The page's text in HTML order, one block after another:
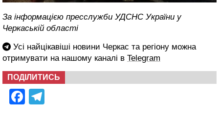
За інформацією пресслужби УДСНС України у
Черкаській області
Усі найцікавіші новини Черкас та регіону можна
отримувати на нашому каналі в Telegram
ПОДІЛИТИСЬ
Facebook